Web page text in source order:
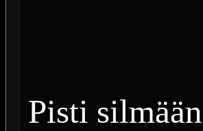
Pisti